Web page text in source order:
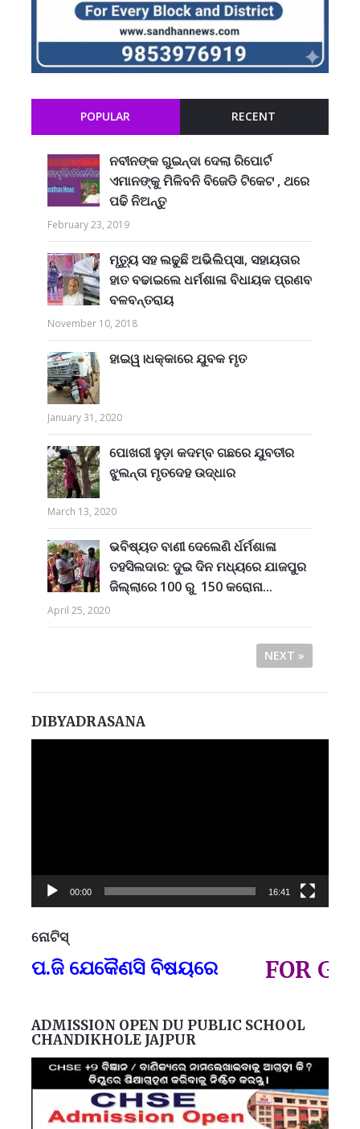
POPULAR RECENT
ନବୀନଙ୍କ ଗୁଇନ୍ଦା ଦେଲା ରିପୋର୍ଟ
ଏମାନଙ୍କୁ ମିଳିବନି ବିଜେଡି ଟିକେଟ , ଥରେ
ପଢି ନିଅନ୍ତୁ
February 23, 2019
ମୃତ୍ୟୁ ସହ ଲଢୁଛି ଅଭିଲିପ୍ସା, ସହାୟତାର
ହାତ ବଢାଇଲେ ଧର୍ମଶାଳା ବିଧାୟକ ପ୍ରଣବ
ବଳବନ୍ତରାୟ
November 10, 2018
ହାଇୱ।ଧକ୍କାରେ ଯୁବକ ମୃତ
January 31, 2020
ପୋଖରୀ ହୁଡ଼ା କଦମ୍ବ ଗଛରେ ଯୁବତୀର
ଝୁଲନ୍ତା ମୃତଦେହ ଉଦ୍ଧାର
March 13, 2020
ଭବିଷ୍ୟତ ବାଣୀ ଦେଲେଣି ର୍ଧର୍ମଶାଳା
ତହସିଲଦାର: ଦୁଇ ଦିନ ମଧ୍ୟରେ ଯାଜପୁର
ଜିଲ୍ଲାରେ 100 ରୁ 150 କରୋନା...
April 25, 2020
NEXT »
DIBYADRASANA
00:00 16:41
ନୋଟିସ୍
ଯେକୈଣସି ବିଷୟରେ FOR
ADMISSION OPEN DU PUBLIC SCHOOL
CHANDIKHOLE JAJPUR